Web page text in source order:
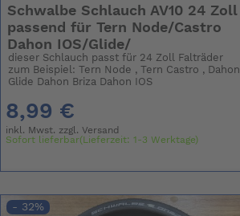
Schwalbe Schlauch AV10 24 Zoll
passend für Tern Node/Castro
Dahon IOS/Glide/
dieser Schlauch passt für 24 Zoll Falträder
zum Beispiel: Tern Node , Tern Castro , Dahon
Glide Dahon Briza Dahon IOS
8,99 €
inkl. Mwst. zzgl.Versand
Sofort lieferbar(Lieferzeit: 1-3 Werktage)
- 32%